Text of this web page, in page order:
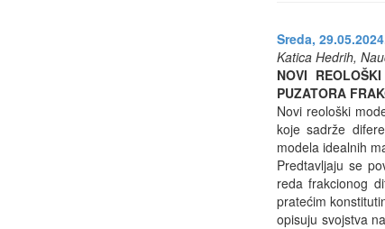
Sreda,
Katica Hedrih,
NOVI
PUZATORA
Novi reološki
koje sadrže
modela idealnih
Predtavljaju se
reda frakcionog
pratećim
opisuju svojstva